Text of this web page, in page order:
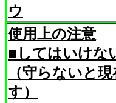
ウ
使用上の注意
■してはいけな
（守らないと
す）